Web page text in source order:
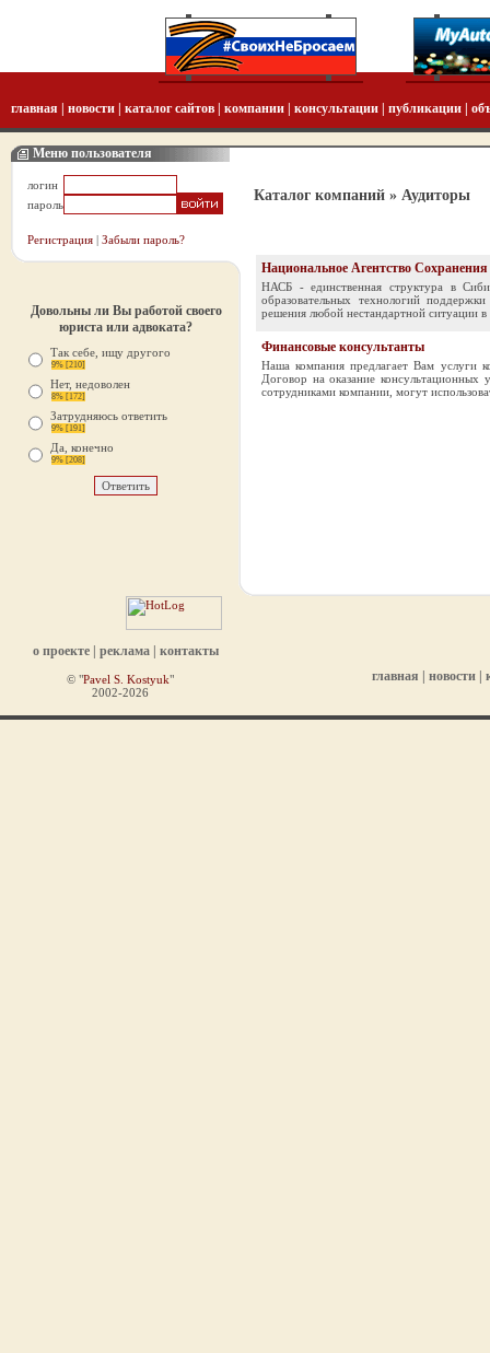
главная новости каталог сайтов компании консультации публикации
Меню пользователя
логин
пароль
Регистрация | Забыли пароль?
Довольны ли Вы работой своего
юриста или адвоката?
Так себе, ищу другого
9% [210]
Нет, недоволен
8% [172]
Затрудняюсь ответить
9% [191]
Да, конечно
9% [208]
Каталог компаний » Аудиторы
Национальное Агентство Сохранения
НАСБ - единственная структура в
образовательных технологий
решения любой нестандартной ситуации в
Финансовые консультанты
Наша компания предлагает Вам услуги
Договор на оказание консультационных
сотрудниками компании, могут
о проекте реклама контакты
© "Pavel S. Kostyuk"
2002-2026
главная новости